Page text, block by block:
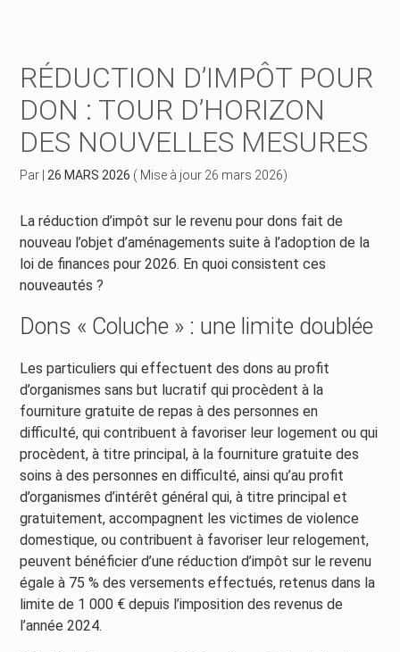
Développer votre entreprise
Construire votre patrimoine
Être prêt pour la facturation électronique
Gérer vos ressources humaines
Dématérialiser vos documents
RÉDUCTION D’IMPÔT POUR
DON : TOUR D’HORIZON
DES NOUVELLES MESURES
Par 26 MARS 2026 ( Mise à jour 26 mars 2026)
La réduction d’impôt sur le revenu pour dons fait de
nouveau l’objet d’aménagements suite à l’adoption de la
loi de finances pour 2026. En quoi consistent ces
nouveautés ?
Dons « Coluche » : une limite doublée
Les particuliers qui effectuent des dons au profit
d’organismes sans but lucratif qui procèdent à la
fourniture gratuite de repas à des personnes en
difficulté, qui contribuent à favoriser leur logement ou qui
procèdent, à titre principal, à la fourniture gratuite des
soins à des personnes en difficulté, ainsi qu’au profit
d’organismes d’intérêt général qui, à titre principal et
gratuitement, accompagnent les victimes de violence
domestique, ou contribuent à favoriser leur relogement,
peuvent bénéficier d’une réduction d’impôt sur le revenu
égale à 75 % des versements effectués, retenus dans la
limite de 1 000 € depuis l’imposition des revenus de
l’année 2024.